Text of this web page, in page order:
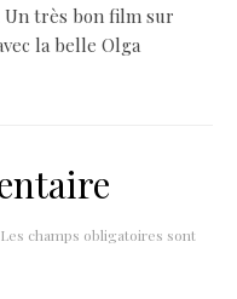
Un très bon film sur
la belle Olga
Les champs obligatoires sont